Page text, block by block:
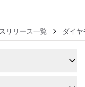
リリース一覧 ダイ